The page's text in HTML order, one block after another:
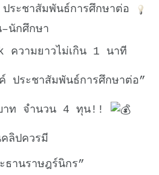
ระชาสัมพันธ์การศึกษาต่อ
นักศึกษา
ความยาวไม่เกิน 1 นาที
ประชาสัมพันธ์การศึกษาต่อ”
าท จำนวน 4 ทุน!!
ลิปควรมี
ธานราษฎร์นิกร”